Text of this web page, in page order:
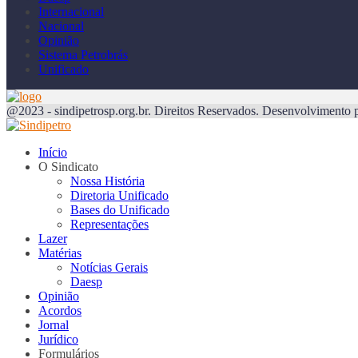
Internacional
Nacional
Opinião
Sistema Petrobrás
Unificado
@2023 - sindipetrosp.org.br. Direitos Reservados. Desenvolvimento
Início
O Sindicato
Nossa História
Diretoria Unificado
Bases do Unificado
Representações
Lazer
Matérias
Notícias Gerais
Daesp
Opinião
Acordos
Jornal
Jurídico
Formulários